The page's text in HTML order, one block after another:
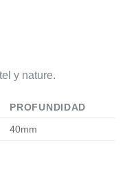
y nature.
PROFUNDIDAD
40mm